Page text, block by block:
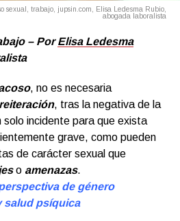
sexual, trabajo, jupsin.com, Elisa Ledesma Rubio,
abogada laboralista
– PorElisa Ledesma
, no es necesaria
reiteración, tras la negativa de la
incidente para que exista
grave, como pueden
de carácter sexual que
o amenazas.
de género
salud psíquica